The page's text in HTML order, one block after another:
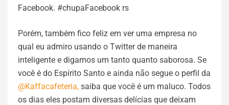
Facebook. #chupaFacebook rs
Porém, também fico feliz em ver uma empresa no
qual eu admiro usando o Twitter de maneira
inteligente e digamos um tanto quanto saborosa. Se
você é do Espírito Santo e ainda não segue o perfil da
@Kaffacafeteria, saiba que você é um maluco. Todos
os dias eles postam diversas delícias que deixam